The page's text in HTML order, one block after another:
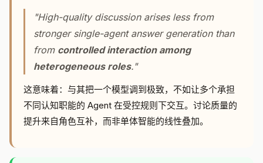
"High-quality discussion arises less from
stronger single-agent answer generation than
from controlled interaction among
heterogeneous roles."
这意味着：与其把一个模型调到极致，不如让多个承担
不同认知职能的 Agent 在受控规则下交互。讨论质量的
提升来自角色互补，而非单体智能的线性叠加。